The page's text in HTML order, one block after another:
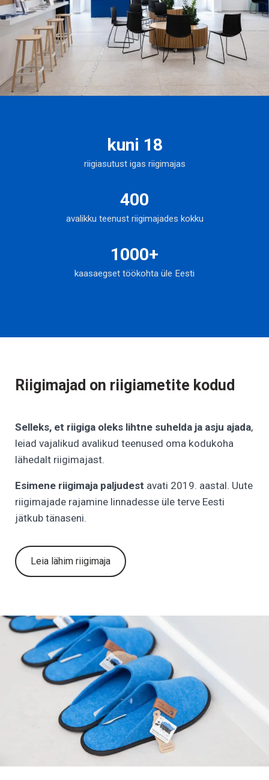
kuni 18
riigiasutust igas riigimajas
400
avalikku teenust riigimajades kokku
1000+
kaasaegset töökohta üle Eesti
Riigimajad on riigiametite kodud
Selleks, et riigiga oleks lihtne suhelda ja asju ajada,
leiad vajalikud avalikud teenused oma kodukoha
lähedalt riigimajast.
Esimene riigimaja paljudest avati 2019. aastal. Uute
riigimajade rajamine linnadesse üle terve Eesti
jätkub tänaseni.
Leia lähim riigimaja